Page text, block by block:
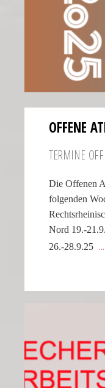
OFFENE
TERMINE
Die Offenen
folgenden
Nord 19.-
26.-28.9.25